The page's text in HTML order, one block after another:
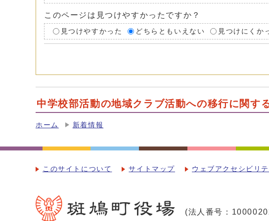
このページは見つけやすかったですか？
見つけやすかった どちらともいえない 見つけにくか
中学校部活動の地域クラブ活動への移行に関す
ホーム 新着情報
このサイトについて サイトマップ ウェブアクセシビリ
(法人番号：